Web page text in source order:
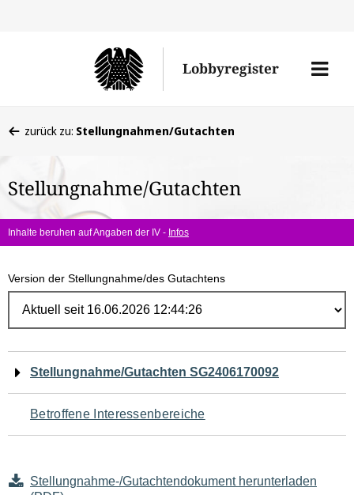
Lobbyregister
Menü
befinden
hier:
zurück zu: Stellungnahmen/Gutachten
Stellungnahme/Gutachten
Inhalte beruhen auf Angaben der IV - Infos
Version der Stellungnahme/des Gutachtens
Navigation
für
den
Seiteninhalt
Stellungnahme/Gutachten SG2406170092
Betroffene Interessenbereiche
Stellungnahme-/Gutachtendokument herunterladen